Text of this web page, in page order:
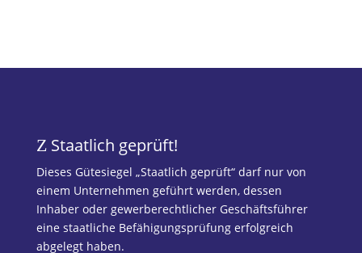
ZStaatlich geprüft!
Dieses Gütesiegel „Staatlich geprüft“ darf nur von
einem Unternehmen geführt werden, dessen
Inhaber oder gewerberechtlicher Geschäftsführer
eine staatliche Befähigungsprüfung erfolgreich
abgelegt haben.